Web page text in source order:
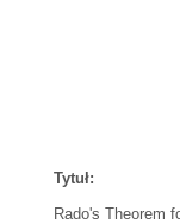
Tytuł:
Rado's Theorem